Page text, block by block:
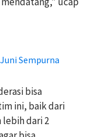
Sempurna
bisa
ini, baik dari
lebih dari 2